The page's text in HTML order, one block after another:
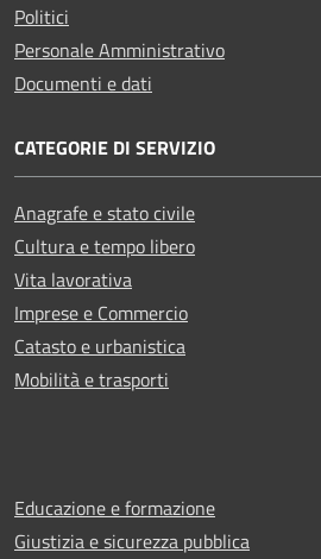
Politici
Personale Amministrativo
Documenti e dati
CATEGORIE DI SERVIZIO
Anagrafe e stato civile
Cultura e tempo libero
Vita lavorativa
Imprese e Commercio
Catasto e urbanistica
Mobilità e trasporti
Educazione e formazione
Giustizia e sicurezza pubblica